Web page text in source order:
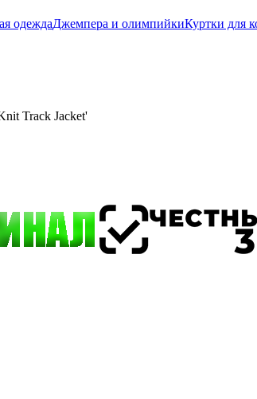
одеждаДжемпера и олимпийкиКуртки для
Track Jacket'